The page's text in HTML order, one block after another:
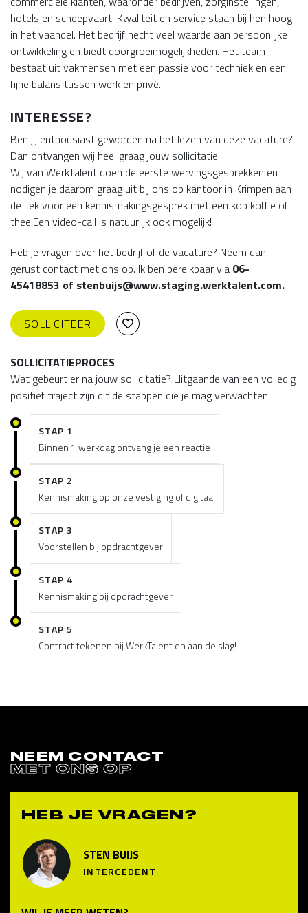
hotels en scheepvaart. Kwaliteit en service staan bij hen hoog
in het vaandel. Het bedrijf hecht veel waarde aan persoonlijke
ontwikkeling en biedt doorgroeimogelijkheden. Het team
bestaat uit vakmensen met een passie voor techniek en een
fijne balans tussen werk en privé.
INTERESSE?
Ben jij enthousiast geworden na het lezen van deze vacature?
Dan ontvangen wij heel graag jouw sollicitatie!
Wij van WerkTalent doen de eerste wervingsgesprekken en
nodigen je daarom graag uit bij ons op kantoor in Krimpen aan
de Lek voor een kennismakingsgesprek met een kop koffie of
thee.Een video-call is natuurlijk ook mogelijk!
Heb je vragen over het bedrijf of de vacature? Neem dan
gerust contact met ons op. Ik ben bereikbaar via 06-
45418853 of stenbuijs@www.staging.werktalent.com.
SOLLICITEER
SOLLICITATIEPROCES
Wat gebeurt er na jouw sollicitatie? Llitgaande van een volledig
positief traject zijn dit de stappen die je mag verwachten.
STAP 1
Binnen 1 werkdag ontvang je een reactie
STAP 2
Kennismaking op onze vestiging of digitaal
STAP 3
Voorstellen bij opdrachtgever
STAP 4
Kennismaking bij opdrachtgever
STAP 5
Contract tekenen bij WerkTalent en aan de slag!
NEEM CONTACT
MET ONS OP
HEB JE VRAGEN?
STEN BUIJS
INTERCEDENT